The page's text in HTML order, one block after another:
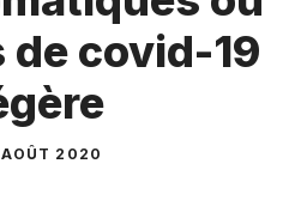
covid-19
2020